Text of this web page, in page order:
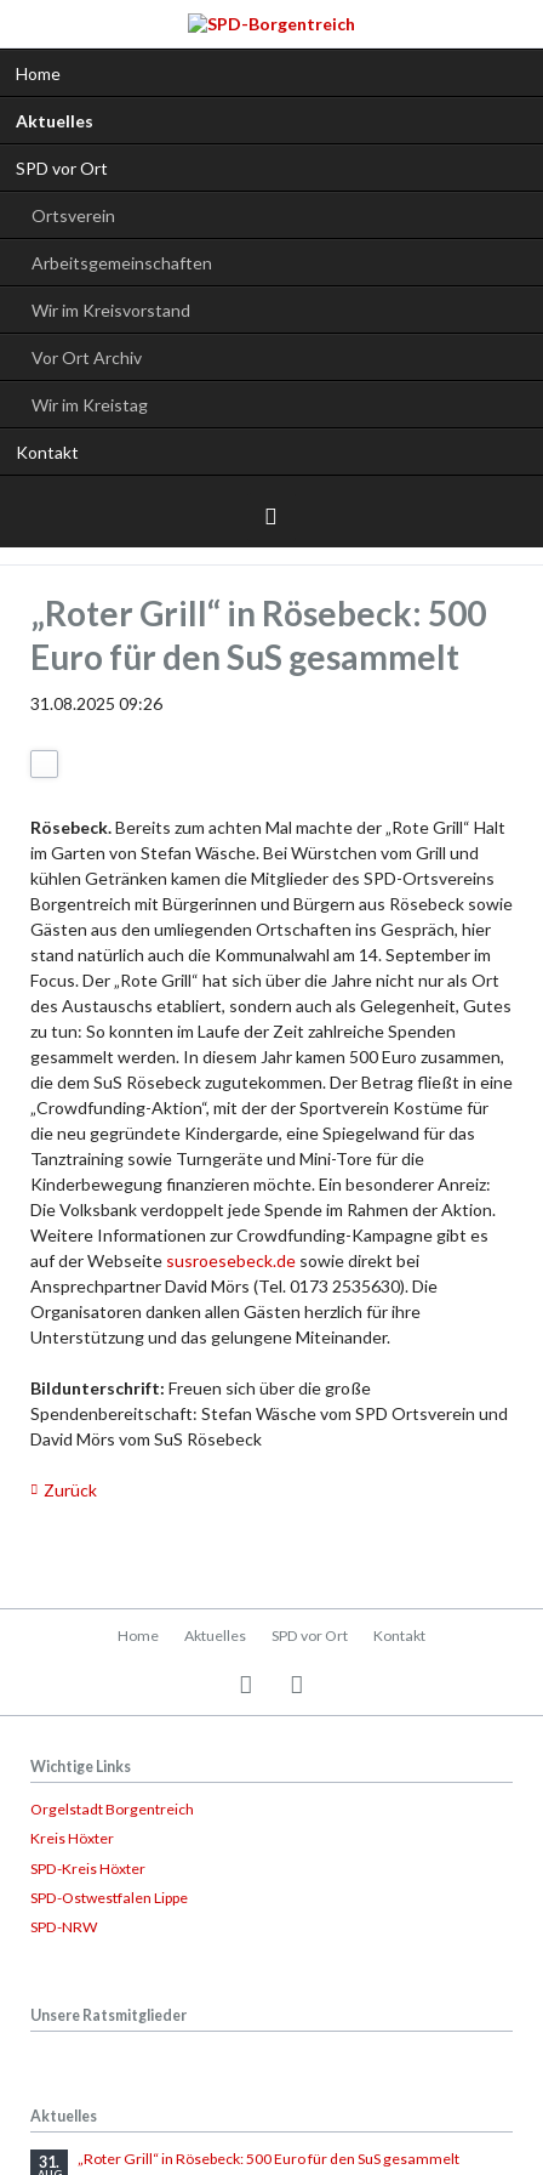
überspringen
Home
Aktuelles
SPD vor Ort
Ortsverein
Arbeitsgemeinschaften
Wir im Kreisvorstand
Vor Ort Archiv
Wir im Kreistag
Kontakt
Facebook
„Roter Grill“ in Rösebeck: 500
Euro für den SuS gesammelt
31.08.2025 09:26
Rösebeck.Bereits zum achten Mal machte der „Rote Grill“ Halt
im Garten von Stefan Wäsche. Bei Würstchen vom Grill und
kühlen Getränken kamen die Mitglieder des SPD-Ortsvereins
Borgentreich mit Bürgerinnen und Bürgern aus Rösebeck sowie
Gästen aus den umliegenden Ortschaften ins Gespräch, hier
stand natürlich auch die Kommunalwahl am 14. September im
Focus. Der „Rote Grill“ hat sich über die Jahre nicht nur als Ort
des Austauschs etabliert, sondern auch als Gelegenheit, Gutes
zu tun: So konnten im Laufe der Zeit zahlreiche Spenden
gesammelt werden. In diesem Jahr kamen 500 Euro zusammen,
die dem SuS Rösebeck zugutekommen. Der Betrag fließt in eine
„Crowdfunding-Aktion“, mit der der Sportverein Kostüme für
die neu gegründete Kindergarde, eine Spiegelwand für das
Tanztraining sowie Turngeräte und Mini-Tore für die
Kinderbewegung finanzieren möchte. Ein besonderer Anreiz:
Die Volksbank verdoppelt jede Spende im Rahmen der Aktion.
Weitere Informationen zur Crowdfunding-Kampagne gibt es
auf der Webseite susroesebeck.desowie direkt bei
Ansprechpartner David Mörs (Tel. 0173 2535630). Die
Organisatoren danken allen Gästen herzlich für ihre
Unterstützung und das gelungene Miteinander.
Bildunterschrift: Freuen sich über die große
Spendenbereitschaft: Stefan Wäsche vom SPD Ortsverein und
David Mörs vom SuS Rösebeck
Zurück
Home Aktuelles SPD vor Ort Kontakt
Wichtige Links
Orgelstadt Borgentreich
Kreis Höxter
SPD-Kreis Höxter
SPD-Ostwestfalen Lippe
SPD-NRW
Unsere Ratsmitglieder
Aktuelles
31. „Roter Grill“ in Rösebeck: 500 Euro für den SuS gesammelt